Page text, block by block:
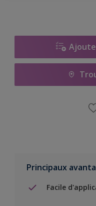
Principaux
Facile